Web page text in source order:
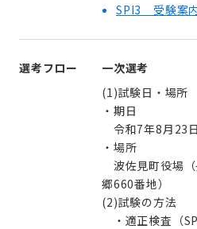
SPI3 受験案
選考フロー
一次選考
(1)試験日・場所
・期日
令和7年8月23日
・場所
波佐見町役場
郷660番地）
(2)試験の方法
・適正検査（